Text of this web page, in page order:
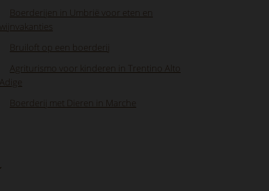
Boerderijen in Umbrië voor eten en
wijnvakanties
Bruiloft op een boerderij
Agriturismo voor kinderen in Trentino Alto
Adige
Boerderij met Dieren in Marche